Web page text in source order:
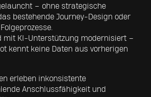
– ohne strategische
bestehende Journey-Design oder
mit KI-Unterstützung modernisiert –
kennt keine Daten aus vorherigen
erleben inkonsistente
Anschlussfähigkeit und